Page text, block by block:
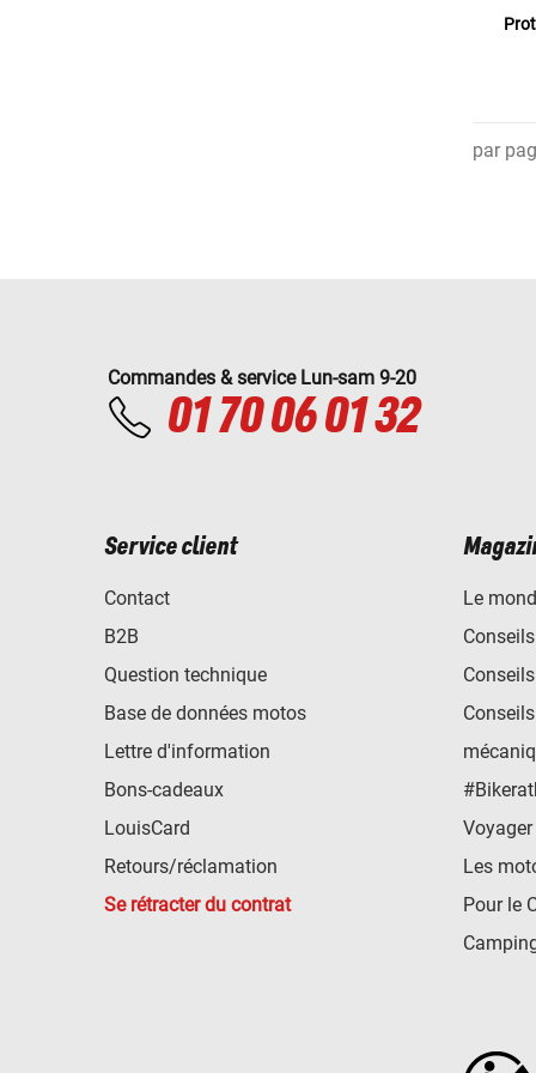
par
Commandes & service Lun-sam 9-20
01 70 06 01 32
Service client
Contact
B2B
Question technique
Base de données motos
Lettre d'information
Bons-cadeaux
LouisCard
Retours/réclamation
Se rétracter du contrat
Le
Les
Pour le